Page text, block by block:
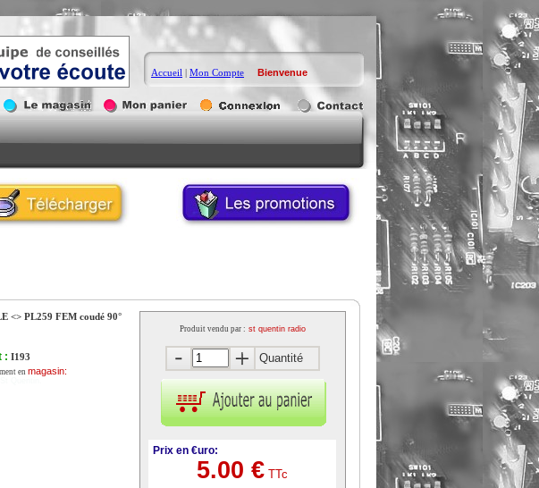
Accueil | Mon Compte Bienvenue
<> PL259 FEM coudé 90°
: I193
enmagasin:
Produit vendu par : st quentin radio
Quantité
Prix en €uro:
5.00 € TTc